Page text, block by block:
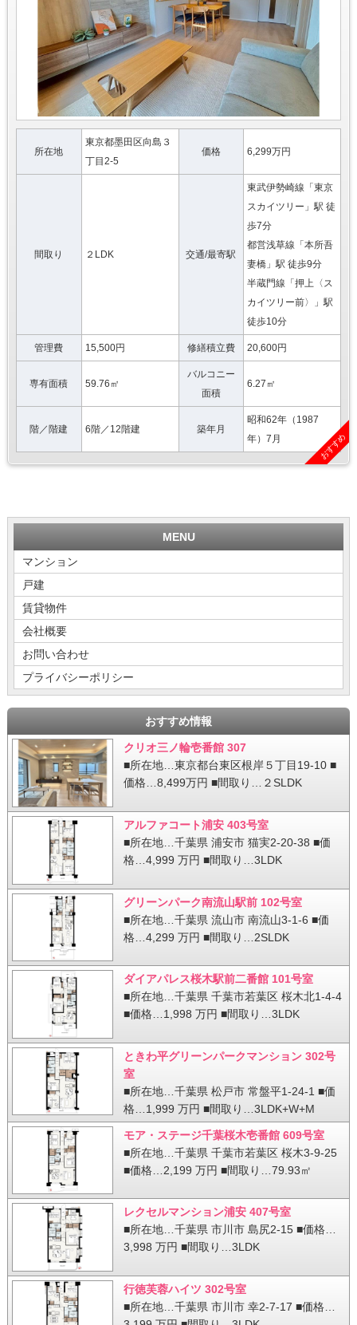
所在地
東京都墨田区向島３
丁目2-5
価格 6,299万円
間取り ２LDK 交通/最寄駅
東武伊勢崎線「東京
スカイツリー」駅 徒
歩7分
都営浅草線「本所吾
妻橋」駅 徒歩9分
半蔵門線「押上〈ス
カイツリー前〉」駅
徒歩10分
管理費 15,500円 修繕積立費 20,600円
専有面積 59.76㎡
バルコニー
面積
6.27㎡
階／階建 6階／12階建 築年月
昭和62年（1987
年）7月
おすすめ
MENU
マンション
戸建
賃貸物件
会社概要
お問い合わせ
プライバシーポリシー
おすすめ情報
クリオ三ノ輪壱番館 307
■所在地…東京都台東区根岸５丁目19-10 ■
価格…8,499万円 ■間取り…２SLDK
アルファコート浦安 403号室
■所在地…千葉県 浦安市 猫実2-20-38 ■価
格…4,999 万円 ■間取り…3LDK
グリーンパーク南流山駅前 102号室
■所在地…千葉県 流山市 南流山3-1-6 ■価
格…4,299 万円 ■間取り…2SLDK
ダイアパレス桜木駅前二番館 101号室
■所在地…千葉県 千葉市若葉区 桜木北1-4-4
■価格…1,998 万円 ■間取り…3LDK
ときわ平グリーンパークマンション 302号
室
■所在地…千葉県 松戸市 常盤平1-24-1 ■価
格…1,999 万円 ■間取り…3LDK+W+M
モア・ステージ千葉桜木壱番館 609号室
■所在地…千葉県 千葉市若葉区 桜木3-9-25
■価格…2,199 万円 ■間取り…79.93㎡
レクセルマンション浦安 407号室
■所在地…千葉県 市川市 島尻2-15 ■価格…
3,998 万円 ■間取り…3LDK
行徳芙蓉ハイツ 302号室
■所在地…千葉県 市川市 幸2-7-17 ■価格…